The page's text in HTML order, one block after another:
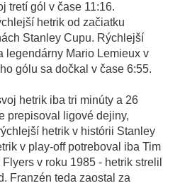
tretí gól v čase 11:16.
hetrik od začiatku
Stanley Cupu. Rýchlejší
legendárny Mario Lemieux v
gólu sa dočkal v čase 6:55.
hetrik iba tri minúty a 26
prepisoval ligové dejiny,
hetrik v histórii Stanley
v play-off potreboval iba Tim
v roku 1985 - hetrik strelil
Franzén teda zaostal za